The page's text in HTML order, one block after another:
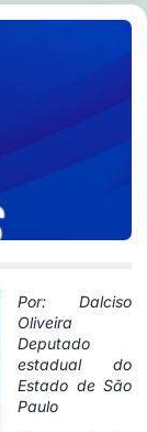
Por: Dalciso
Oliveira
Deputado
estadual do
Estado de São
Paulo